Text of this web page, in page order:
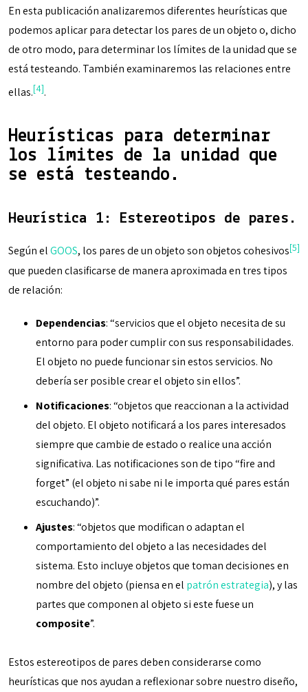
En esta publicación analizaremos diferentes heurísticas que
podemos aplicar para detectar los pares de un objeto o, dicho
de otro modo, para determinar los límites de la unidad que se
está testeando. También examinaremos las relaciones entre
ellas.[4].
Heurísticas para determinar
los límites de la unidad que
se está testeando.
Heurística 1: Estereotipos de pares.
Según elGOOS, los pares de un objeto son objetos cohesivos[5]
que pueden clasificarse de manera aproximada en tres tipos
de relación:
Dependencias: “servicios que el objeto necesita de su
entorno para poder cumplir con sus responsabilidades.
El objeto no puede funcionar sin estos servicios. No
debería ser posible crear el objeto sin ellos”.
Notificaciones: “objetos que reaccionan a la actividad
del objeto. El objeto notificará a los pares interesados
siempre que cambie de estado o realice una acción
significativa. Las notificaciones son de tipo “fire and
forget” (el objeto ni sabe ni le importa qué pares están
escuchando)”.
Ajustes: “objetos que modifican o adaptan el
comportamiento del objeto a las necesidades del
sistema. Esto incluye objetos que toman decisiones en
nombre del objeto (piensa en el patrón estrategia), y las
partes que componen al objeto si este fuese un
composite”.
Estos estereotipos de pares deben considerarse como
heurísticas que nos ayudan a reflexionar sobre nuestro diseño,